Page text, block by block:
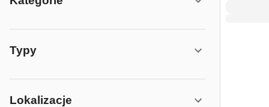
Typy
Lokalizacje